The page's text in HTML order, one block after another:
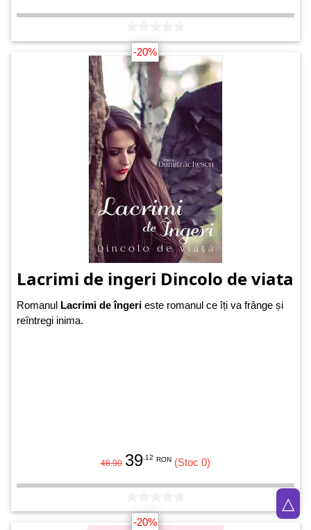
-20%
Lacrimi de ingeri Dincolo de viata
Romanul Lacrimi de îngeri este romanul ce îți va frânge și
reîntregi inima.
48.90 39 .12 RON (Stoc 0)
-20%
△